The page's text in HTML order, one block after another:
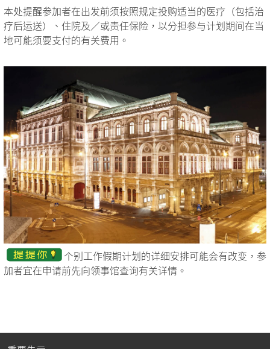
本处提醒参加者在出发前须按照规定投购适当的医疗（包括治
疗后运送）、住院及／或责任保险，以分担参与计划期间在当
地可能须要支付的有关费用。
个别工作假期计划的详细安排可能会有改变，参
加者宜在申请前先向领事馆查询有关详情。